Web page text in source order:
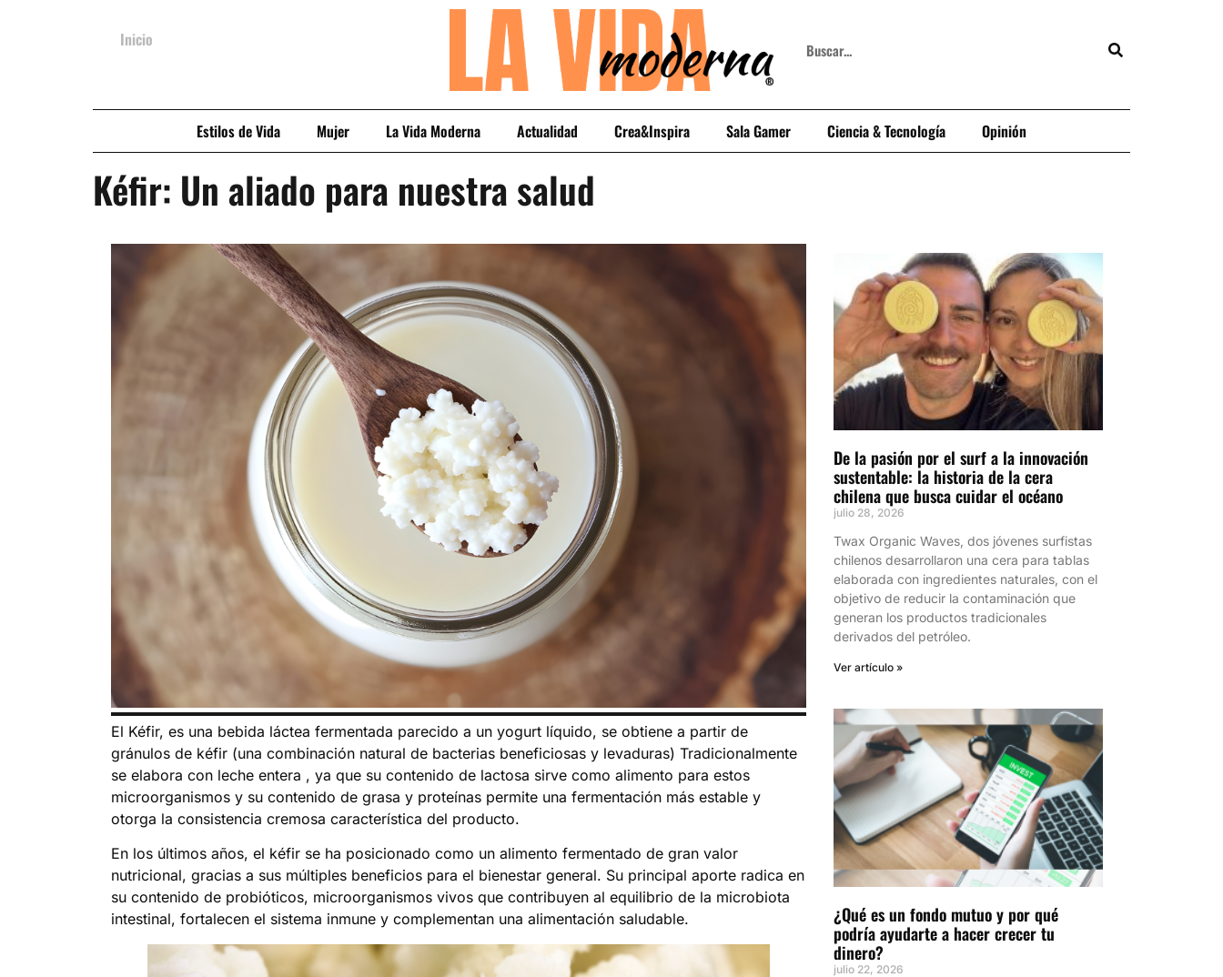
Inicio
Estilos de Vida Mujer La Vida Moderna Actualidad Crea&Inspira Sala Gamer Ciencia & Tecnología Opinión
Kéfir: Un aliado para nuestra salud
El Kéfir, es una bebida láctea fermentada parecido a un yogurt líquido, se obtiene a partir de
gránulos de kéfir (una combinación natural de bacterias beneficiosas y levaduras) Tradicionalmente
se elabora con leche entera , ya que su contenido de lactosa sirve como alimento para estos
microorganismos y su contenido de grasa y proteínas permite una fermentación más estable y
otorga la consistencia cremosa característica del producto.
En los últimos años, el kéfir se ha posicionado como un alimento fermentado de gran valor
nutricional, gracias a sus múltiples beneficios para el bienestar general. Su principal aporte radica en
su contenido de probióticos, microorganismos vivos que contribuyen al equilibrio de la microbiota
intestinal, fortalecen el sistema inmune y complementan una alimentación saludable.
De la pasión por el surf a la innovación
sustentable: la historia de la cera
chilena que busca cuidar el océano
julio 28, 2026
Twax Organic Waves, dos jóvenes surfistas
chilenos desarrollaron una cera para tablas
elaborada con ingredientes naturales, con el
objetivo de reducir la contaminación que
generan los productos tradicionales
derivados del petróleo.
Ver artículo »
¿Qué es un fondo mutuo y por qué
podría ayudarte a hacer crecer tu
dinero?
julio 22, 2026